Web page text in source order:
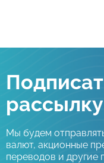
рассылку
Мы будем
валют, акционные
переводов и другие